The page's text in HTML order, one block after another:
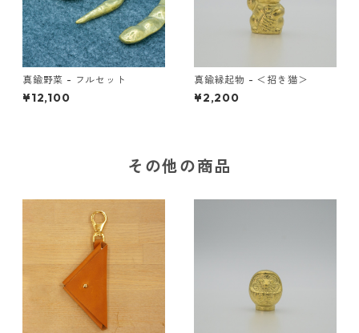
真鍮野菜 - フルセット
¥12,100
真鍮縁起物 - ＜招き猫＞
¥2,200
その他の商品